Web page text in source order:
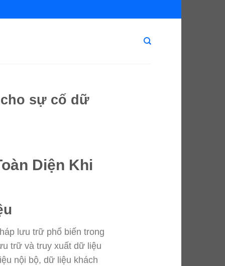
sự cố dữ
Diện Khi
lưu trữ phổ biến trong
trữ và truy xuất dữ liệu
nội bộ, dữ liệu khách